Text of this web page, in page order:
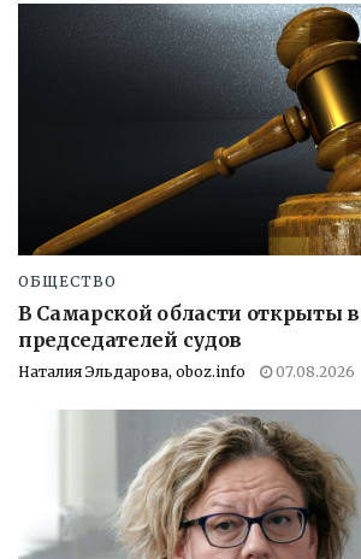
ОБЩЕСТВО
В Самарской области открыты
председателей судов
Наталия Эльдарова, oboz.info 07.08.2026